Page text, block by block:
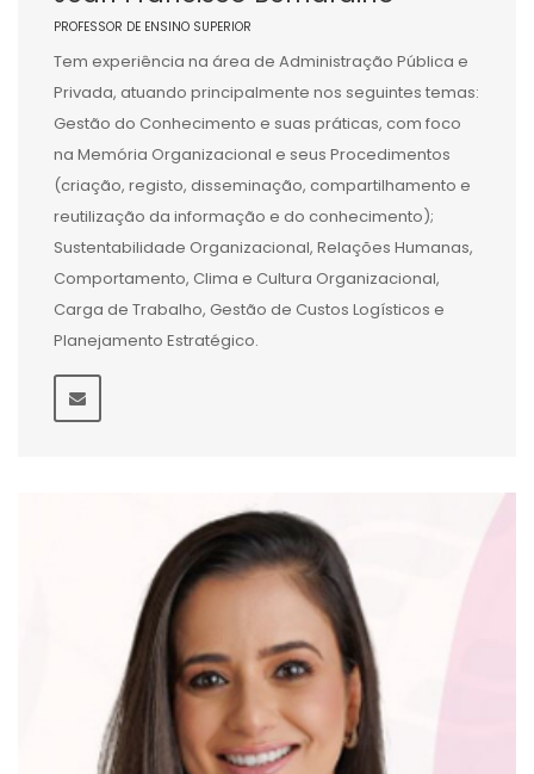
PROFESSOR DE ENSINO SUPERIOR
Tem experiência na área de Administração Pública e
Privada, atuando principalmente nos seguintes temas:
Gestão do Conhecimento e suas práticas, com foco
na Memória Organizacional e seus Procedimentos
(criação, registo, disseminação, compartilhamento e
reutilização da informação e do conhecimento);
Sustentabilidade Organizacional, Relações Humanas,
Comportamento, Clima e Cultura Organizacional,
Carga de Trabalho, Gestão de Custos Logísticos e
Planejamento Estratégico.